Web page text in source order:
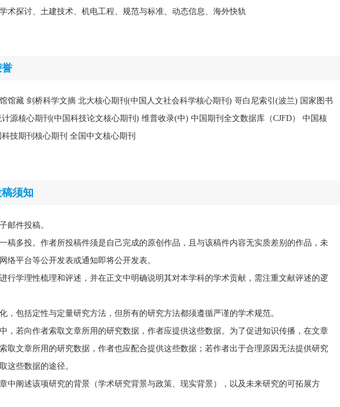
术探讨、土建技术、机电工程、规范与标准、动态信息、海外快轨
馆藏 剑桥科学文摘 北大核心期刊(中国人文社会科学核心期刊) 哥白尼索引(波兰) 国家图书
源核心期刊(中国科技论文核心期刊) 维普收录(中) 中国期刊全文数据库（CJFD） 中国核
技期刊核心期刊 全国中文核心期刊
须知
邮件投稿。
稿多投。作者所投稿件须是自己完成的原创作品，且与该稿件内容无实质差别的作品，未
络平台等公开发表或通知即将公开发表。
行学理性梳理和评述，并在正文中明确说明其对本学科的学术贡献，需注重文献评述的逻
，包括定性与定量研究方法，但所有的研究方法都须遵循严谨的学术规范。
，若向作者索取文章所用的研究数据，作者应提供这些数据。为了促进知识传播，在文章
取文章所用的研究数据，作者也应配合提供这些数据；若作者出于合理原因无法提供研究
这些数据的途径。
中阐述该项研究的背景（学术研究背景与政策、现实背景），以及未来研究的可拓展方